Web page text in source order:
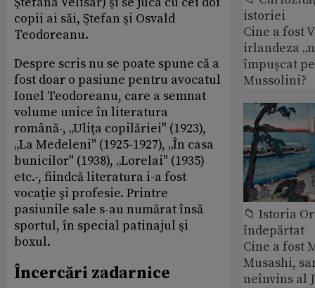
copii ai săi, Ştefan şi Osvald
Teodoreanu.
Despre scris nu se poate spune că a
fost doar o pasiune pentru avocatul
Ionel Teodoreanu, care a semnat
volume unice în literatura
română-, „Uliţa copilăriei" (1923),
„La Medeleni" (1925-1927), „În casa
bunicilor" (1938), „Lorelai" (1935)
etc.-, fiindcă literatura i-a fost
vocaţie şi profesie. Printre
pasiunile sale s-au numărat însă
sportul, în special patinajul şi
boxul.
Încercări zadarnice
istoriei
Cine a fost
irlandeza
împușcat
Mussolini?
📁 Istoria
îndepărtat
Cine a fost
Musashi,
neînvins al